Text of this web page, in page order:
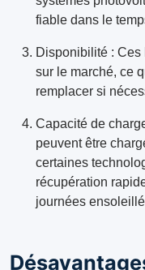
fiable dans le
Disponibilité :
sur le marché, ce
remplacer si
Capacité de
peuvent être
certaines
récupération
journées